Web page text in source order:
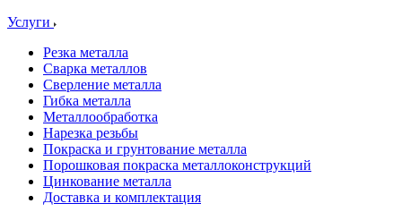
Услуги
Резка металла
Сварка металлов
Сверление металла
Гибка металла
Металлообработка
Нарезка резьбы
Покраска и грунтование металла
Порошковая покраска металлоконструкций
Цинкование металла
Доставка и комплектация